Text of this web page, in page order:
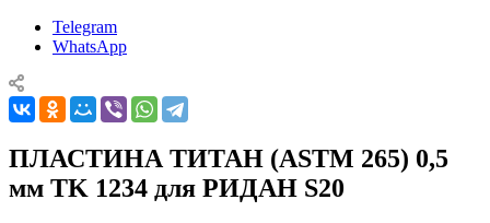
Telegram
WhatsApp
ПЛАСТИНА ТИТАН (ASTM 265) 0,5
мм TK 1234 для РИДАН S20